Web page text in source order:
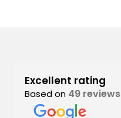
Excellent rating
Based on 49 reviews